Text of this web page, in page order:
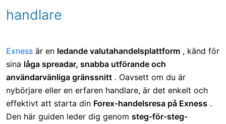
handlare
Exness är en ledande valutahandelsplattform , känd för
sina låga spreadar, snabba utförande och
användarvänliga gränssnitt . Oavsett om du är
nybörjare eller en erfaren handlare, är det enkelt och
effektivt att starta din Forex-handelsresa på Exness .
Den här guiden leder dig genom steg-för-steg-